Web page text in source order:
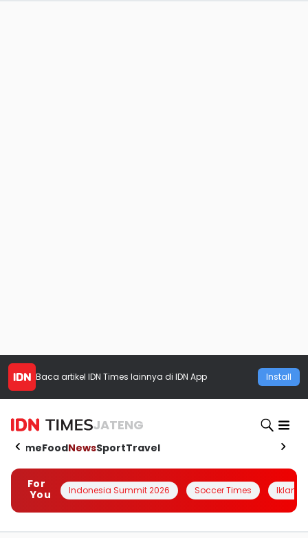
Baca artikel IDN Times lainnya di IDN App Install
JATENG
HomeFoodNewsSportTravel
For
You
Indonesia Summit 2026 Soccer Times Iklanin